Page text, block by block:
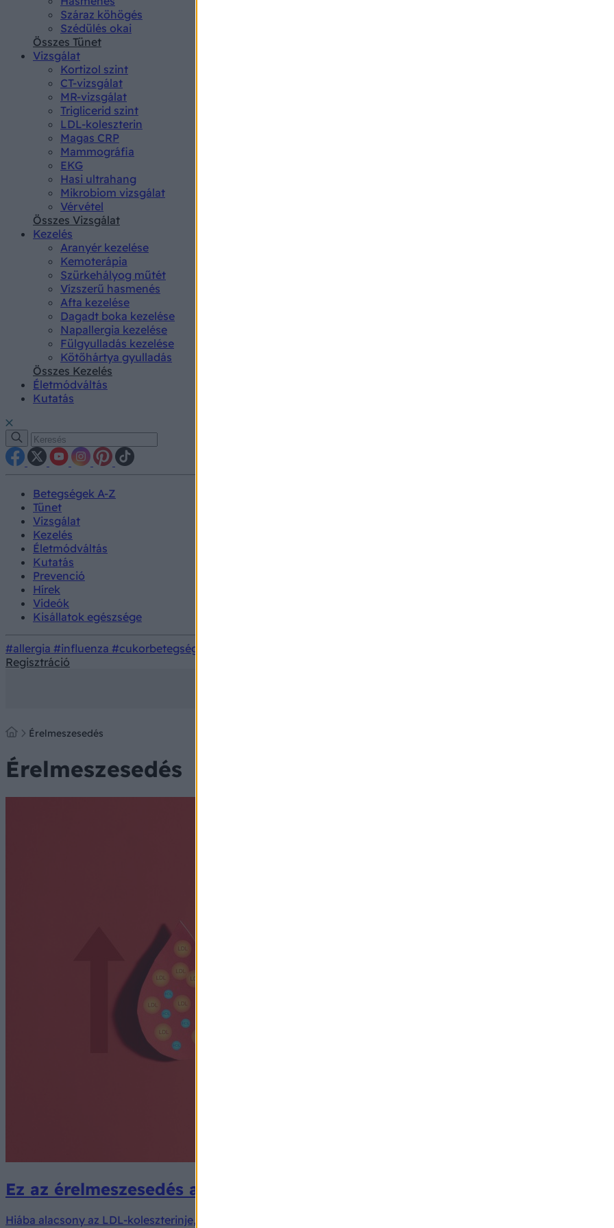
Száraz köhögés
Szédülés okai
Összes Tünet
Vizsgálat
Kortizol szint
CT-vizsgálat
MR-vizsgálat
Triglicerid szint
LDL-koleszterin
Magas CRP
Mammográfia
EKG
Hasi ultrahang
Mikrobiom vizsgálat
Vérvétel
Összes Vizsgálat
Kezelés
Aranyér kezelése
Kemoterápia
Szürkehályog műtét
Vízszerű hasmenés
Afta kezelése
Dagadt boka kezelése
Napallergia kezelése
Fülgyulladás kezelése
Kötőhártya gyulladás
Összes Kezelés
Életmódváltás
Kutatás
Betegségek A-Z
Tünet
Vizsgálat
Kezelés
Életmódváltás
Kutatás
Prevenció
Hírek
Videók
Kisállatok egészsége
#allergia #influenza #cukorbetegség
Regisztráció
Érelmeszesedés
Érelmeszesedés
Ez az érelmeszesedés alig ismert rizikófaktora - pedig ilyen
Hiába alacsony az LDL-koleszterinje, és él valaki egészséges életmódot, így is magas lehet a szintje. A kardiológus